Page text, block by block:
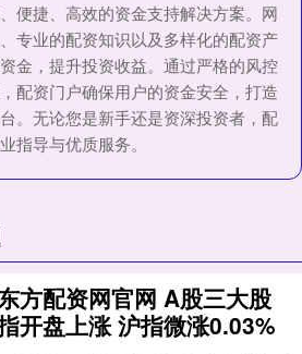
便捷、高效的资金支持解决方案。网
专业的配资知识以及多样化的配资产
金，提升投资收益。通过严格的风控
配资门户确保用户的资金安全，打造
。无论您是新手还是资深投资者，配
指导与优质服务。
方配资网官网 A股三大股
开盘上涨 沪指微涨0.03%